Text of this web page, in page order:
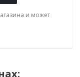
и может